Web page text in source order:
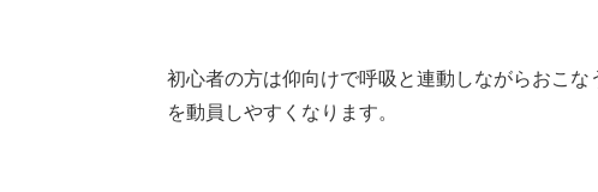
初心者の方は仰向けで呼吸と連動しながらおこ
を動員しやすくなります。